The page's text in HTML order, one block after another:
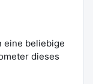
eine beliebige
dieses